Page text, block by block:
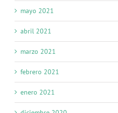
mayo 2021
abril 2021
marzo 2021
febrero 2021
enero 2021